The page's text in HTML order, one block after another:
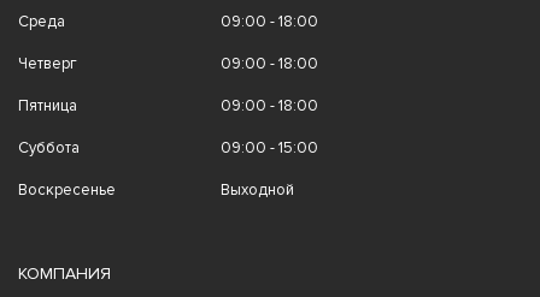
Среда 09:00 - 18:00
Четверг 09:00 - 18:00
Пятница 09:00 - 18:00
Суббота 09:00 - 15:00
Воскресенье Выходной
КОМПАНИЯ